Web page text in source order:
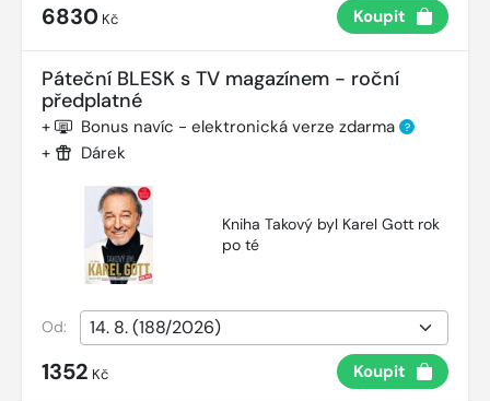
6830 Kč Koupit
Páteční BLESK s TV magazínem - roční
předplatné
+ Bonus navíc - elektronická verze zdarma ?
+ Dárek
Kniha Takový byl Karel Gott rok
po té
Od:
1352 Kč Koupit